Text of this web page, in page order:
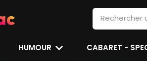
HUMOUR CABARET -